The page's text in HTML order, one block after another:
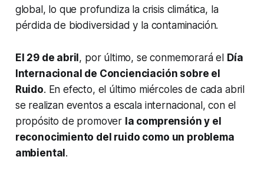
global, lo que profundiza la crisis climática, la
pérdida de biodiversidad y la contaminación.
El 29 de abril, por último, se conmemorará el Día
Internacional de Concienciación sobre el
Ruido. En efecto, el último miércoles de cada abril
se realizan eventos a escala internacional, con el
propósito de promover la comprensión y el
reconocimiento del ruido como un problema
ambiental.